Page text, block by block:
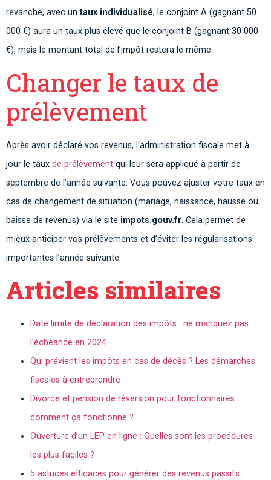
revanche, avec untaux individualisé, le conjoint A (gagnant 50
000 €) aura un taux plus élevé que le conjoint B (gagnant 30 000
€), mais le montant total de l’impôt restera le même.
Changer le taux de
prélèvement
Après avoir déclaré vos revenus, l’administration fiscale met à
jour le taux de prélèvement qui leur sera appliqué à partir de
septembre de l’année suivante. Vous pouvez ajuster votre taux en
cas de changement de situation (mariage, naissance, hausse ou
baisse de revenus) via le site impots.gouv.fr. Cela permet de
mieux anticiper vos prélèvements et d’éviter les régularisations
importantes l’année suivante.
Articles similaires
Date limite de déclaration des impôts : ne manquez pas
l’échéance en 2024
Qui prévient les impôts en cas de décès ? Les démarches
fiscales à entreprendre
Divorce et pension de réversion pour fonctionnaires :
comment ça fonctionne ?
Ouverture d’un LEP en ligne : Quelles sont les procédures
les plus faciles ?
5 astuces efficaces pour générer des revenus passifs